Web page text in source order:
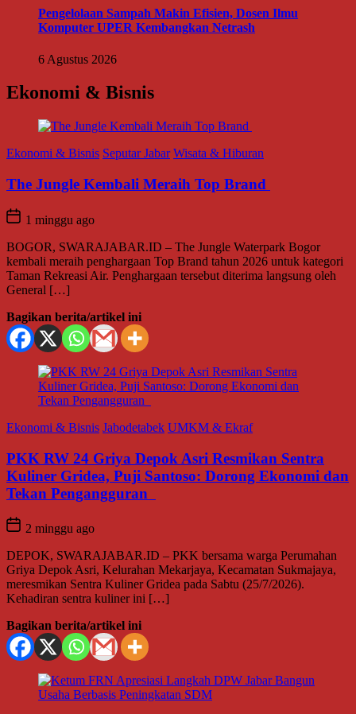
Pengelolaan Sampah Makin Efisien, Dosen Ilmu
Komputer UPER Kembangkan Netrash
6 Agustus 2026
Ekonomi & Bisnis
Ekonomi & Bisnis Seputar Jabar Wisata & Hiburan
The Jungle Kembali Meraih Top Brand
1 minggu ago
BOGOR, SWARAJABAR.ID – The Jungle Waterpark Bogor
kembali meraih penghargaan Top Brand tahun 2026 untuk kategori
Taman Rekreasi Air. Penghargaan tersebut diterima langsung oleh
General […]
Bagikan berita/artikel ini
Ekonomi & Bisnis Jabodetabek UMKM & Ekraf
PKK RW 24 Griya Depok Asri Resmikan Sentra
Kuliner Gridea, Puji Santoso: Dorong Ekonomi dan
Tekan Pengangguran
2 minggu ago
DEPOK, SWARAJABAR.ID – PKK bersama warga Perumahan
Griya Depok Asri, Kelurahan Mekarjaya, Kecamatan Sukmajaya,
meresmikan Sentra Kuliner Gridea pada Sabtu (25/7/2026).
Kehadiran sentra kuliner ini […]
Bagikan berita/artikel ini